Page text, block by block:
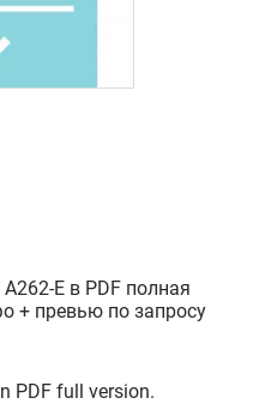
E в PDF полная
+ превью по запросу
PDF full version.